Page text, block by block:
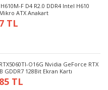
F D4 R2.0 DDR4 Intel H610
ATX Anakart
TL
O16G Nvidia GeForce RTX
GDDR7 128Bit Ekran Kartı
TL